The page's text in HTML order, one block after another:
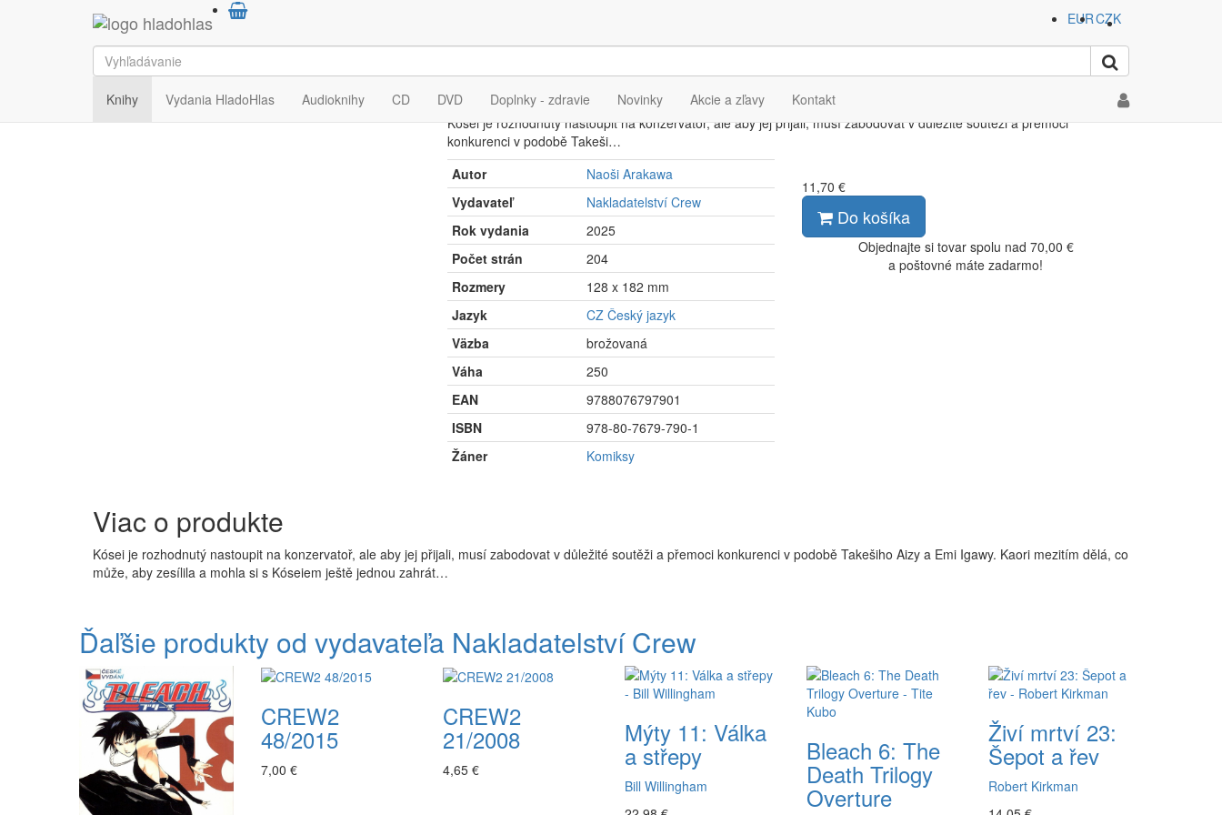
EURCZK
Knihy Vydania HladoHlas Audioknihy CD DVD Doplnky - zdravie Novinky Akcie a zľavy Kontakt
HladoHlas Knihy Próza
Tvá dubnová lež 10
Kósei je rozhodnutý nastoupit na konzervatoř, ale aby jej přijali, musí zabodovat v důležité soutěži a přemoci
konkurenci v podobě Takeši…
Autor
Naoši Arakawa
Vydavateľ
Nakladatelství Crew
Rok vydania
2025
Počet strán
204
Rozmery
128 x 182 mm
Jazyk
CZ Český jazyk
Väzba
brožovaná
Váha
250
EAN
9788076797901
ISBN
978-80-7679-790-1
Žáner
Komiksy
11,70 €
Do košíka
Objednajte si tovar spolu nad 70,00 €
a poštovné máte zadarmo!
Viac o produkte
Kósei je rozhodnutý nastoupit na konzervatoř, ale aby jej přijali, musí zabodovat v důležité soutěži a přemoci konkurenci v podobě Takešiho Aizy a Emi Igawy. Kaori mezitím dělá, co
může, aby zesílila a mohla si s Kóseiem ještě jednou zahrát…
Ďaľšie produkty od vydavateľa Nakladatelství Crew
CREW2
48/2015
7,00 €
CREW2
21/2008
4,65 €
Mýty 11: Válka
a střepy
Bill Willingham
Bleach 6: The
Death Trilogy
Overture
Živí mrtví 23:
Šepot a řev
Robert Kirkman